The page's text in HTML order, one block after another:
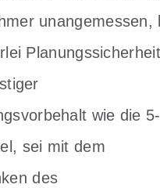
unangemessen,
wie die 5-
sei mit dem
des